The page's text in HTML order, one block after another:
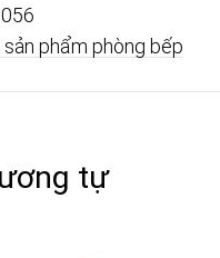
sản phẩm phòng bếp
tự